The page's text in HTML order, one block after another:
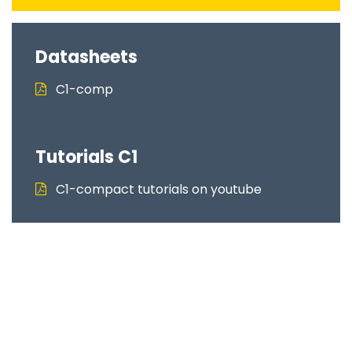
Datasheets
C1-comp
Tutorials C1
C1-compact tutorials on youtube